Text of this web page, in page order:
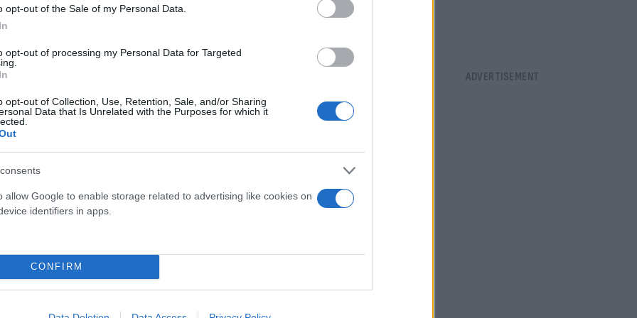
opt-out of the Sale of my Personal Data.
opt-out of processing my Personal Data for Targeted
opt-out of Collection, Use, Retention, Sale, and/or Sharing
Data that Is Unrelated with the Purposes for which it
allow Google to enable storage related to advertising like cookies on
identifiers in apps.
CONFIRM
τους γύρω μου από σεισμό
μεγάλου σεισμού που έχει εκδώσει η Πολιτική